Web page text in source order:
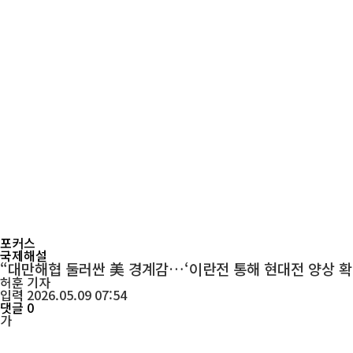
포커스
국제해설
“대만해협 둘러싼 美 경계감…‘이란전 통해 현대전 양상
허훈기자
입력 2026.05.09 07:54
댓글 0
가